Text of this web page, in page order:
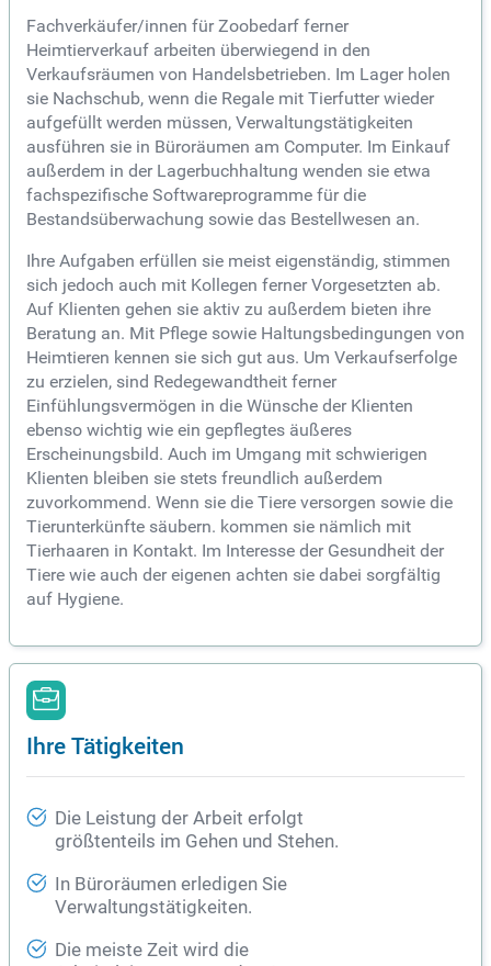
Fachverkäufer/innen für Zoobedarf ferner
Heimtierverkauf arbeiten überwiegend in den
Verkaufsräumen von Handelsbetrieben. Im Lager holen
sie Nachschub, wenn die Regale mit Tierfutter wieder
aufgefüllt werden müssen, Verwaltungstätigkeiten
ausführen sie in Büroräumen am Computer. Im Einkauf
außerdem in der Lagerbuchhaltung wenden sie etwa
fachspezifische Softwareprogramme für die
Bestandsüberwachung sowie das Bestellwesen an.
Ihre Aufgaben erfüllen sie meist eigenständig, stimmen
sich jedoch auch mit Kollegen ferner Vorgesetzten ab.
Auf Klienten gehen sie aktiv zu außerdem bieten ihre
Beratung an. Mit Pflege sowie Haltungsbedingungen von
Heimtieren kennen sie sich gut aus. Um Verkaufserfolge
zu erzielen, sind Redegewandtheit ferner
Einfühlungsvermögen in die Wünsche der Klienten
ebenso wichtig wie ein gepflegtes äußeres
Erscheinungsbild. Auch im Umgang mit schwierigen
Klienten bleiben sie stets freundlich außerdem
zuvorkommend. Wenn sie die Tiere versorgen sowie die
Tierunterkünfte säubern. kommen sie nämlich mit
Tierhaaren in Kontakt. Im Interesse der Gesundheit der
Tiere wie auch der eigenen achten sie dabei sorgfältig
auf Hygiene.
Ihre Tätigkeiten
Die Leistung der Arbeit erfolgt
größtenteils im Gehen und Stehen.
In Büroräumen erledigen Sie
Verwaltungstätigkeiten.
Die meiste Zeit wird die